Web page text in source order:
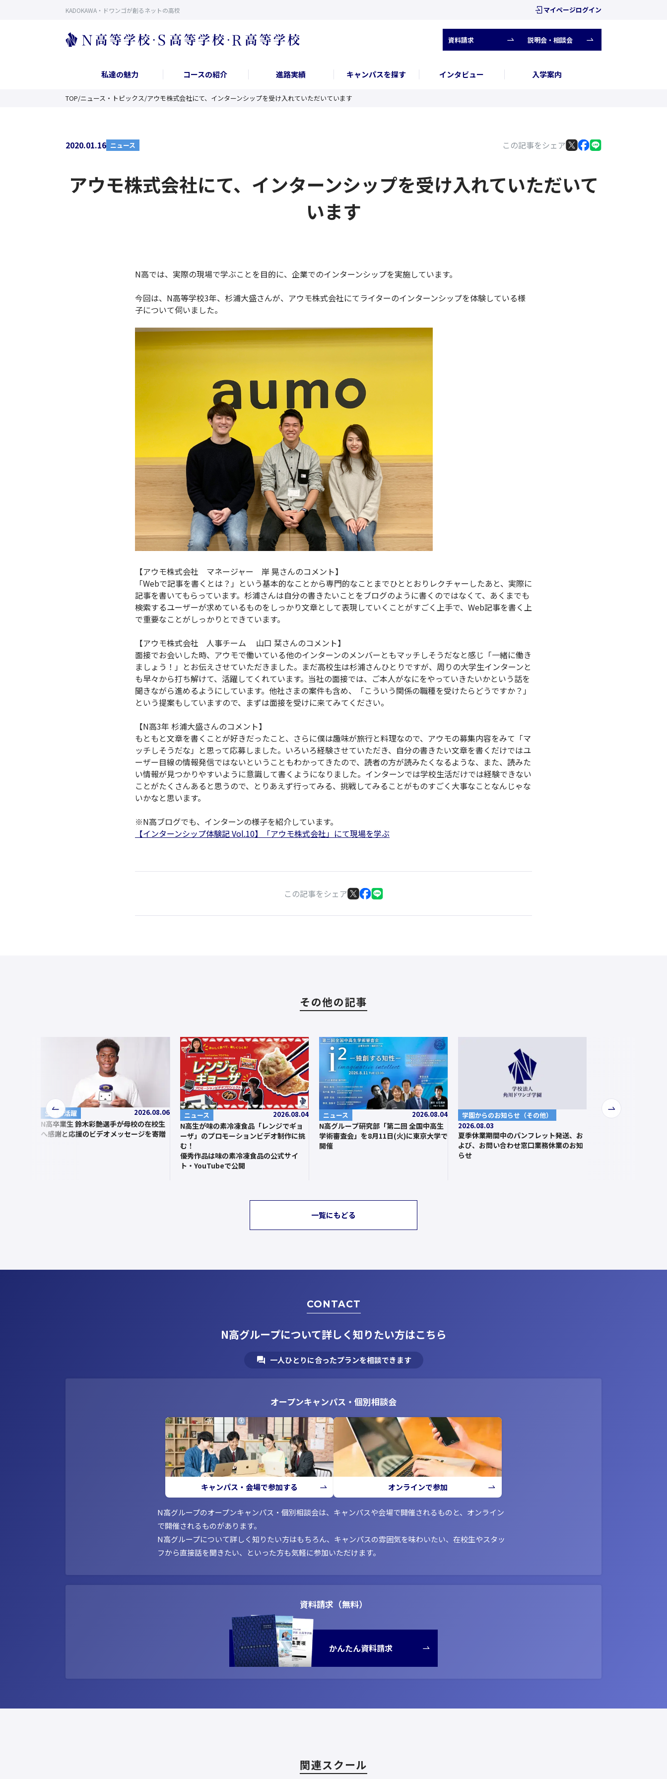
KADOKAWA・ドワンゴが創るネットの高校 マイページログイン
資料請求 説明会・相談会
私達の魅力 コースの紹介 進路実績 キャンパスを探す インタビュー 入学案内
TOP/ニュース・トピックス/アウモ株式会社にて、インターンシップを受け入れていただいています
2020.01.16 ニュース この記事をシェア
アウモ株式会社にて、インターンシップを受け入れていただいて
います
N高では、実際の現場で学ぶことを目的に、企業でのインターンシップを実施しています。
今回は、N高等学校3年、杉浦大盛さんが、アウモ株式会社にてライターのインターンシップを体験している様
子について伺いました。
【アウモ株式会社 マネージャー 岸 晃さんのコメント】
「Webで記事を書くとは？」という基本的なことから専門的なことまでひととおりレクチャーしたあと、実際に
記事を書いてもらっています。杉浦さんは自分の書きたいことをブログのように書くのではなくて、あくまでも
検索するユーザーが求めているものをしっかり文章として表現していくことがすごく上手で、Web記事を書く上
で重要なことがしっかりとできています。
【アウモ株式会社 人事チーム 山口 栞さんのコメント】
面接でお会いした時、アウモで働いている他のインターンのメンバーともマッチしそうだなと感じ「一緒に働き
ましょう！」とお伝えさせていただきました。まだ高校生は杉浦さんひとりですが、周りの大学生インターンと
も早々から打ち解けて、活躍してくれています。当社の面接では、ご本人がなにをやっていきたいかという話を
聞きながら進めるようにしています。他社さまの案件も含め、「こういう関係の職種を受けたらどうですか？」
という提案もしていますので、まずは面接を受けに来てみてください。
【N高3年 杉浦大盛さんのコメント】
もともと文章を書くことが好きだったこと、さらに僕は趣味が旅行と料理なので、アウモの募集内容をみて「マ
ッチしそうだな」と思って応募しました。いろいろ経験させていただき、自分の書きたい文章を書くだけではユ
ーザー目線の情報発信ではないということもわかってきたので、読者の方が読みたくなるような、また、読みた
い情報が見つかりやすいように意識して書くようになりました。インターンでは学校生活だけでは経験できない
ことがたくさんあると思うので、とりあえず行ってみる、挑戦してみることがものすごく大事なことなんじゃな
いかなと思います。
※N高ブログでも、インターンの様子を紹介しています。
【インターンシップ体験記 Vol.10】「アウモ株式会社」にて現場を学ぶ
この記事をシェア
その他の記事
前
へ
生徒の活躍 2026.08.06
N高卒業生 鈴木彩艶選手が母校の在校生
へ感謝と応援のビデオメッセージを寄贈
ニュース 2026.08.04
N高生が味の素冷凍食品「レンジでギョ
ーザ」のプロモーションビデオ制作に挑
む！
優秀作品は味の素冷凍食品の公式サイ
ト・YouTubeで公開
ニュース 2026.08.04
N高グループ研究部「第二回 全国中高生
学術審査会」を8月11日(火)に東京大学で
開催
学園からのお知らせ（その他）
2026.08.03
夏季休業期間中のパンフレット発送、お
よび、お問い合わせ窓口業務休業のお知
らせ
次
一覧にもどる
CONTACT
N高グループについて詳しく知りたい方はこちら
一人ひとりに合ったプランを相談できます
オープンキャンパス・個別相談会
キャンパス・会場で参加する オンラインで参加
N高グループのオープンキャンパス・個別相談会は、キャンパスや会場で開催されるものと、オンライン
で開催されるものがあります。
N高グループについて詳しく知りたい方はもちろん、キャンパスの雰囲気を味わいたい、在校生やスタッ
フから直接話を聞きたい、といった方も気軽に参加いただけます。
資料請求（無料）
かんたん資料請求
関連スクール